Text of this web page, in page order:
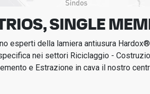
SINGLE
esperti della lamiera antiusura
nei settori Riciclaggio -
e Estrazione in cava il nostro